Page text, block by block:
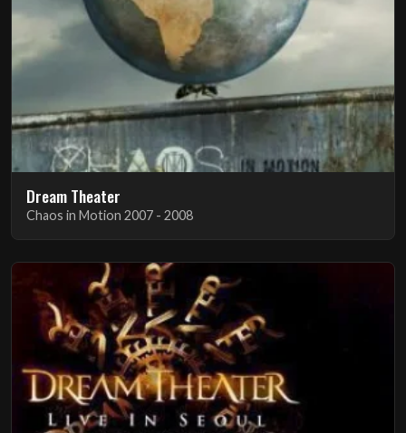
Dream Theater
Chaos in Motion 2007 - 2008